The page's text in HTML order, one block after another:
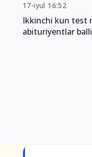
17-iyul 16:52
Ikkinchi kun test
abituriyentlar